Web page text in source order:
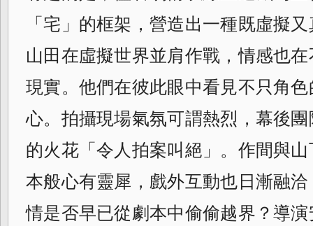
「宅」的框架，營造出一種既虛擬
山田在虛擬世界並肩作戰，情感也
現實。他們在彼此眼中看見不只角
心。拍攝現場氣氛可謂熱烈，幕後
的火花「令人拍案叫絕」。作間與
本般心有靈犀，戲外互動也日漸融
情是否早已從劇本中偷偷越界？導